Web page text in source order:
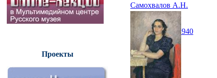
Проекты
Самохвалов А.Н.
Натурщица (с
желтым
покрывалом). 1940